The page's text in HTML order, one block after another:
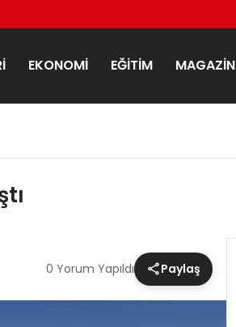
EKONOMI EĞITIM MAGAZIN
0 Yorum Yapıldı Paylaş